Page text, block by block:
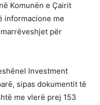
Komunën e Çairit
informacione me
për
Investment
sipas dokumentit të
me vlerë prej 153